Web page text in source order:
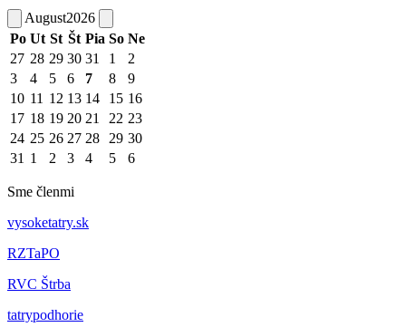
August2026
Po Ut St Št Pia So Ne
27 28 29 30 31 1
2
3
4 5 6 7 8
9
10 11 12 13 14 15 16
17 18 19 20 21 22 23
24 25 26 27 28 29 30
31 1 2 3 4 5 6
Sme členmi
vysoketatry.sk
RZTaPO
RVC Štrba
tatrypodhorie